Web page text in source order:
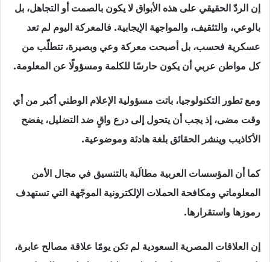
إن الردّ الحقيقي على هذه الأبواق لا يكون بالصمت أو التجاهل، بل
بالوعي، والتثقيف، والمواجهة الإيجابية. فالمعركة اليوم لم تعد
عسكرية فحسب، بل أصبحت معركة وعي وبصيرة، تتطلّب من
كل مواطن عربي أن يكون حارسًا للكلمة ومسؤولًا عن المعلومة.
ومع تطور التكنولوجيا، باتت مسؤولية الإعلام الوطني أكبر من أي
وقت مضى، إذ يجب أن يتحول إلى درع واقٍ ضد التضليل، يفضح
الأكاذيب وينشر الحقائق بلغة هادئة وموضوعية.
كما أن المؤسسات العربية مطالَبة بالتنسيق في مجال الأمن
المعلوماتي ومكافحة الحملات الإلكترونية الموجّهة التي تستهدف
رموزها واستقرارها.
إن العلاقات المصرية السعودية لم تكن يومًا علاقة مصالح عابرة،